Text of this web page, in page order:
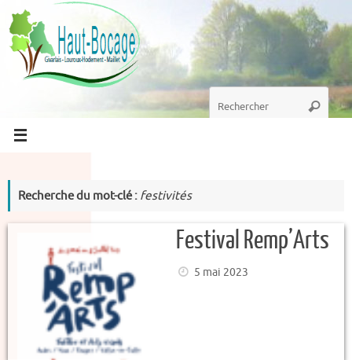
Passer
au
contenu
Recherche
pour
Recherche du mot-clé : festivités
Festival Remp’Arts
5 mai 2023